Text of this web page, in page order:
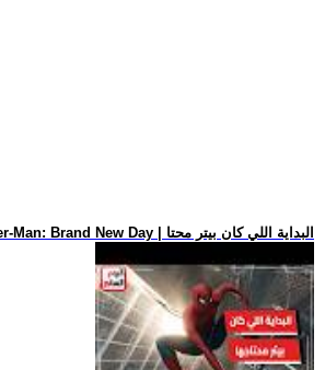
.. فيلم Spider-Man: Brand New Day | البداية اللي كان بيتر محتا